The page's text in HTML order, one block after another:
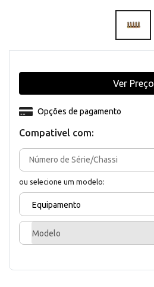
Compativel com:
ou selecione um modelo:
Equipamento
Modelo
Opções de pagamento
Ver Preço